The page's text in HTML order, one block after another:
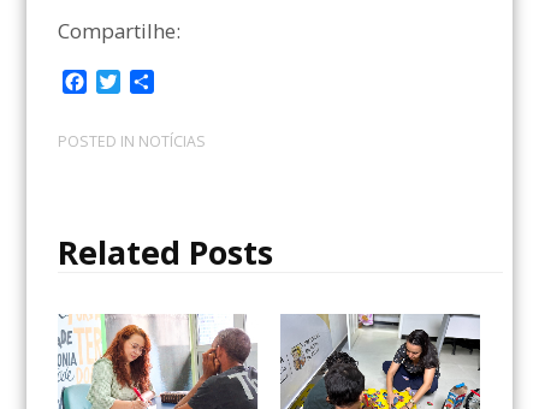
Compartilhe:
c
e
k
i
t
m
p
i
a
r
POSTED IN NOTÍCIAS
Related Posts